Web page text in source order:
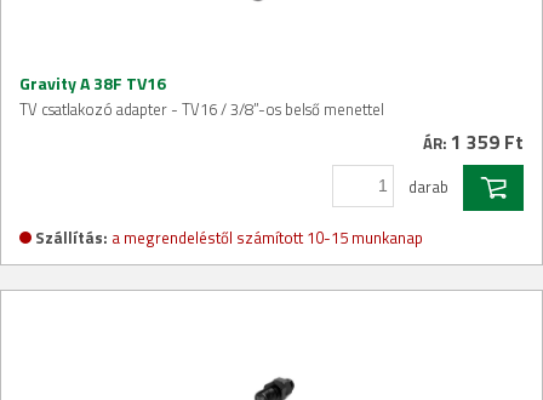
Gravity A 38F TV16
TV csatlakozó adapter - TV16 / 3/8”-os belső menettel
ÁR: 1 359 Ft
darab
Szállítás: a megrendeléstől számított 10-15 munkanap